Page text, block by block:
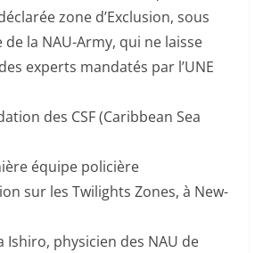
zone d’Exclusion, sous
la NAU-Army, qui ne laisse
experts mandatés par l’UNE
des CSF (Caribbean Sea
équipe policière
sur les Twilights Zones, à New-
Ishiro, physicien des NAU de